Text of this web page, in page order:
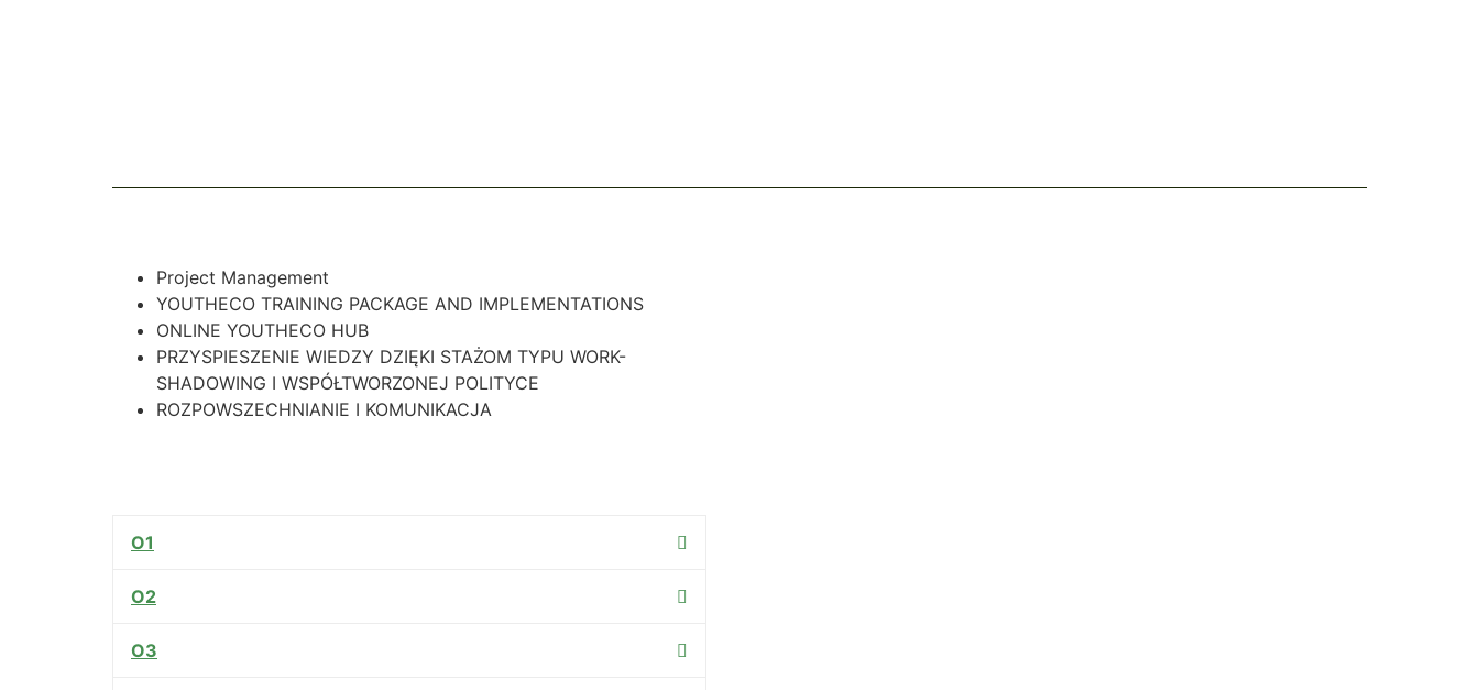
Project Management
YOUTHECO TRAINING PACKAGE AND IMPLEMENTATIONS
ONLINE YOUTHECO HUB
PRZYSPIESZENIE WIEDZY DZIĘKI STAŻOM TYPU WORK-
SHADOWING I WSPÓŁTWORZONEJ POLITYCE
ROZPOWSZECHNIANIE I KOMUNIKACJA
O1
O2
O3